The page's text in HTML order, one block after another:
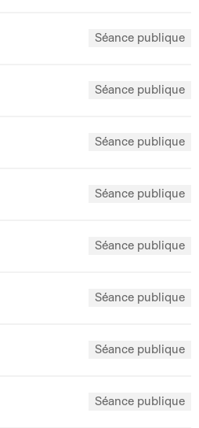
Séance publique
Séance publique
Séance publique
Séance publique
Séance publique
Séance publique
Séance publique
Séance publique